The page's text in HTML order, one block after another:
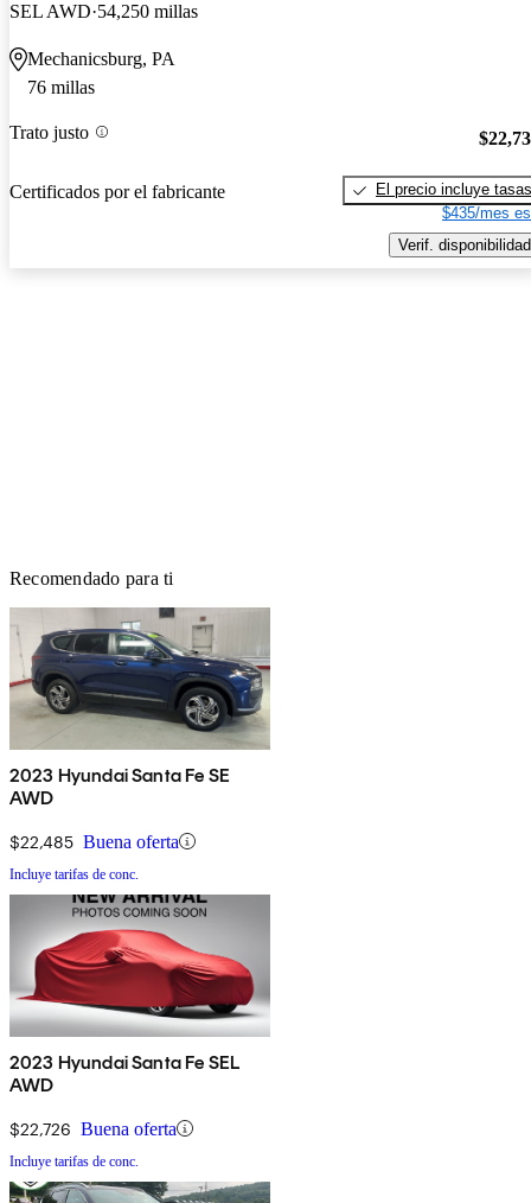
SEL AWD 54,250 millas
Mechanicsburg, PA
76 millas
Trato justo
Certificados por el fabricante
El precio incluye tasas
$435/mes
Verif. disponibilidad
Recomendado para ti
2023 Hyundai Santa Fe SE
AWD
$22,485 Buena oferta
Incluye tarifas de conc.
2023 Hyundai Santa Fe SEL
AWD
$22,726 Buena oferta
Incluye tarifas de conc.